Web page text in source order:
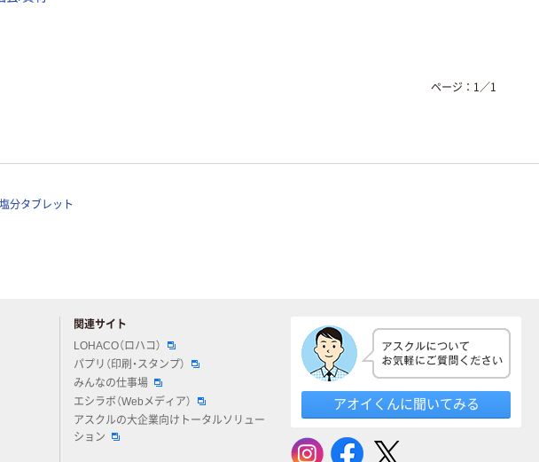
ページ： 1 ／1
塩分タブレット
関連サイト
LOHACO（ロハコ）
パプリ（印刷・スタンプ）
みんなの仕事場
エシラボ（Webメディア）
アスクルの大企業向けトータルソリュー
ション
アオイくんに聞いてみる